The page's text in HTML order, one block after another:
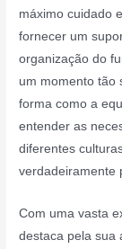
máximo cuidado
fornecer um
organização do
um momento tão
forma como a
entender as
diferentes
verdadeiramente
Com uma vasta
destaca pela sua